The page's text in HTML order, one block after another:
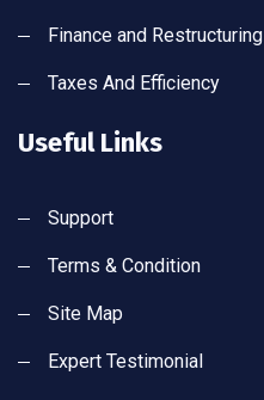
Finance and Restructuring
Taxes And Efficiency
Useful Links
Support
Terms & Condition
Site Map
Expert Testimonial